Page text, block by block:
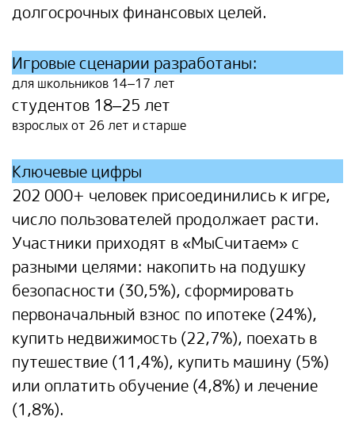
долгосрочных финансовых целей.
Игровые сценарии разработаны:
для школьников 14–17 лет
студентов 18–25 лет
взрослых от 26 лет и старше
Ключевые цифры
202 000+ человек присоединились к игре,
число пользователей продолжает расти.
Участники приходят в «МыСчитаем» с
разными целями: накопить на подушку
безопасности (30,5%), сформировать
первоначальный взнос по ипотеке (24%),
купить недвижимость (22,7%), поехать в
путешествие (11,4%), купить машину (5%)
или оплатить обучение (4,8%) и лечение
(1,8%).